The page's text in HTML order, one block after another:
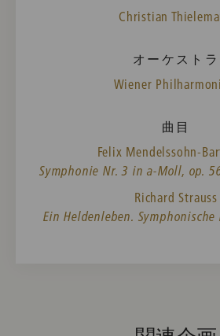
Christian
オーケストラ
Wiener
曲目
Felix Mendelssohn-
Symphonie Nr. 3 in a-Moll, op.
Richard Strauss
Ein Heldenleben.